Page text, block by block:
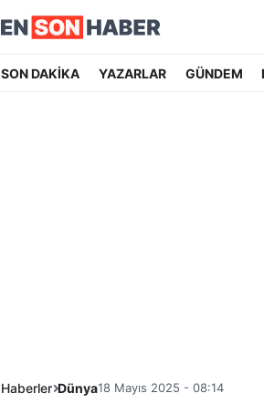
SON DAKİKA YAZARLAR GÜNDEM
Haberler Dünya18 Mayıs 2025 - 08:14